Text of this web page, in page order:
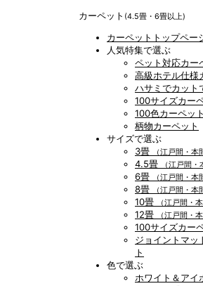
カーペット (4.5畳・6畳以上)
カーペットトップペー
人気特集で選ぶ
ペット対応カー
高級ホテル仕様
ハサミでカット
100サイズカー
100色カーペット
柄物カーペット
サイズで選ぶ
3畳
（江戸間・本
4.5畳
（江戸間・
6畳
（江戸間・本
8畳
（江戸間・本
10畳
（江戸間・本
12畳
（江戸間・本
100サイズカー
ジョイントマッ
ト
色で選ぶ
ホワイト＆アイ